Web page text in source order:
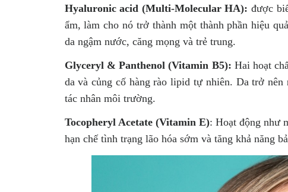
Hyaluronic acid (Multi-Molecular HA):được
ẩm, làm cho nó trở thành một thành phần hiệu
da ngậm nước, căng mọng và trẻ trung.
Glyceryl & Panthenol (Vitamin B5): Hai hoạt
da và củng cố hàng rào lipid tự nhiên. Da trở
tác nhân môi trường.
Tocopheryl Acetate (Vitamin E): Hoạt động như
hạn chế tình trạng lão hóa sớm và tăng khả năng